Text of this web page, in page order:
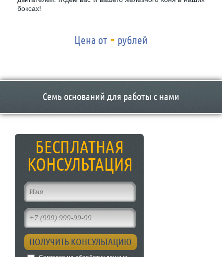
боксах!
Цена от - рублей
Семь оснований для работы с нами
БЕСПЛАТНАЯ
КОНСУЛЬТАЦИЯ